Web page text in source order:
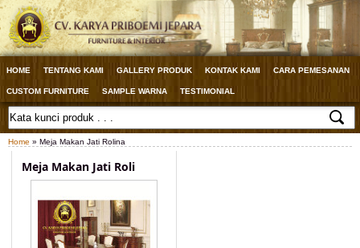
HOME TENTANG KAMI GALLERY PRODUK KONTAK KAMI CARA PEMESANAN
CUSTOM FURNITURE SAMPLE WARNA TESTIMONIAL
Home » Meja Makan Jati Rolina
Meja Makan Jati Roli